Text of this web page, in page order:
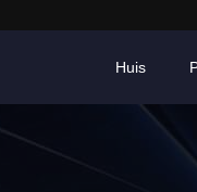
Huis